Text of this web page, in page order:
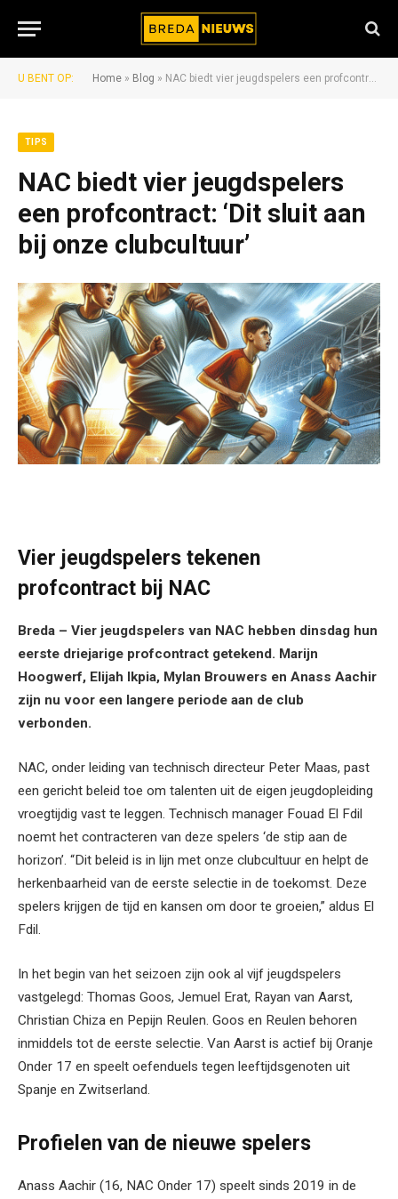
U BENT OP: Home » Blog » NAC biedt vier jeugdspelers een profcontract: ‘Dit sluit aan bij onze clubcultuur’
TIPS
NAC biedt vier jeugdspelers
een profcontract: ‘Dit sluit aan
bij onze clubcultuur’
Vier jeugdspelers tekenen
profcontract bij NAC
Breda – Vier jeugdspelers van NAC hebben dinsdag hun
eerste driejarige profcontract getekend. Marijn
Hoogwerf, Elijah Ikpia, Mylan Brouwers en Anass Aachir
zijn nu voor een langere periode aan de club
verbonden.
NAC, onder leiding van technisch directeur Peter Maas, past
een gericht beleid toe om talenten uit de eigen jeugdopleiding
vroegtijdig vast te leggen. Technisch manager Fouad El Fdil
noemt het contracteren van deze spelers ‘de stip aan de
horizon’. “Dit beleid is in lijn met onze clubcultuur en helpt de
herkenbaarheid van de eerste selectie in de toekomst. Deze
spelers krijgen de tijd en kansen om door te groeien,” aldus El
Fdil.
In het begin van het seizoen zijn ook al vijf jeugdspelers
vastgelegd: Thomas Goos, Jemuel Erat, Rayan van Aarst,
Christian Chiza en Pepijn Reulen. Goos en Reulen behoren
inmiddels tot de eerste selectie. Van Aarst is actief bij Oranje
Onder 17 en speelt oefenduels tegen leeftijdsgenoten uit
Spanje en Zwitserland.
Profielen van de nieuwe spelers
Anass Aachir (16, NAC Onder 17) speelt sinds 2019 in de